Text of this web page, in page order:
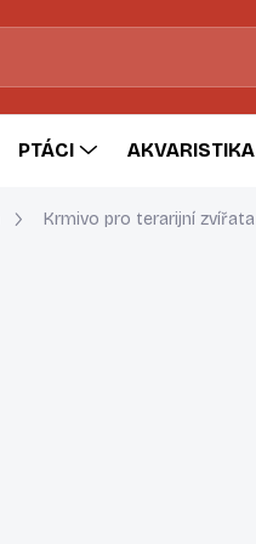
PTÁCI AKVARISTIKA
Krmivo pro terarijní zvířata